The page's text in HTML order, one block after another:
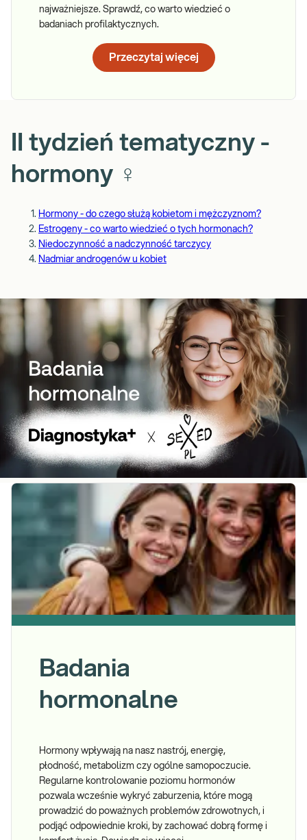
najważniejsze. Sprawdź, co warto wiedzieć o
badaniach profilaktycznych.
Przeczytaj więcej
II tydzień tematyczny -
hormony ♀️
Hormony - do czego służą kobietom i mężczyznom?
Estrogeny - co warto wiedzieć o tych hormonach?
Niedoczynność a nadczynność tarczycy
Nadmiar androgenów u kobiet
Badania
hormonalne
Hormony wpływają na nasz nastrój, energię,
płodność, metabolizm czy ogólne samopoczucie.
Regularne kontrolowanie poziomu hormonów
pozwala wcześnie wykryć zaburzenia, które mogą
prowadzić do poważnych problemów zdrowotnych, i
podjąć odpowiednie kroki, by zachować dobrą formę i